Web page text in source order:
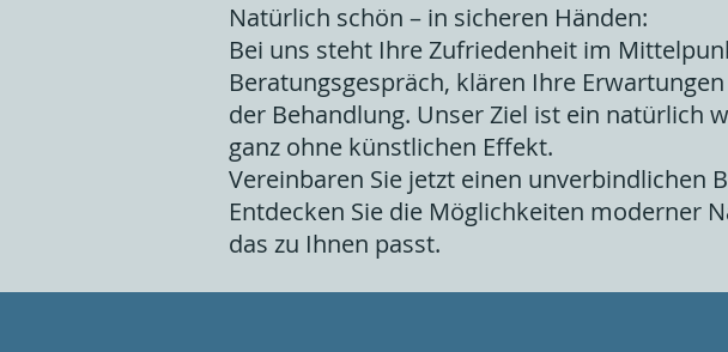
Natürlich schön – in sicheren Händen:
Bei uns steht Ihre Zufriedenheit im
Beratungsgespräch, klären Ihre
der Behandlung. Unser Ziel ist ein natürlich
ganz ohne künstlichen Effekt.
Vereinbaren Sie jetzt einen unverbindlichen
Entdecken Sie die Möglichkeiten moderner
das zu Ihnen passt.